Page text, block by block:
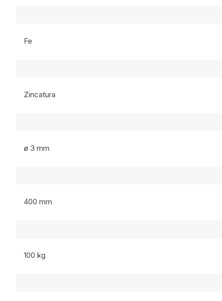
Fe
Zincatura
ø 3 mm
400 mm
100 kg